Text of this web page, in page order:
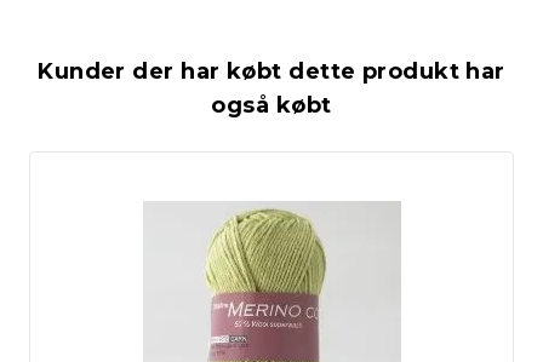
Kunder der har købt dette produkt har
også købt